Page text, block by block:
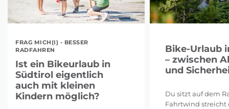
FRAG MICH(I) - BESSER
RADFAHREN
Ist ein Bikeurlaub in
Südtirol eigentlich
auch mit kleinen
Kindern möglich?
Bike-Urlaub
– zwischen
und
Du sitzt auf dem
Fahrtwind streicht